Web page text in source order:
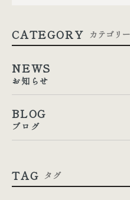
CATEGORY カテゴリー
NEWS
お知らせ
BLOG
ブログ
TAG タグ